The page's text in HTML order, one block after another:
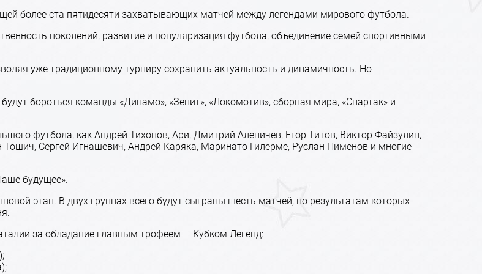
более ста пятидесяти захватывающих матчей между легендами мирового футбола.
поколений, развитие и популяризация футбола, объединение семей спортивными
уже традиционному турниру сохранить актуальность и динамичность. Но
бороться команды «Динамо», «Зенит», «Локомотив», сборная мира, «Спартак» и
футбола, как Андрей Тихонов, Ари, Дмитрий Аленичев, Егор Титов, Виктор Файзулин,
Сергей Игнашевич, Андрей Каряка, Маринато Гилерме, Руслан Пименов и многие
будущее».
этап. В двух группах всего будут сыграны шесть матчей, по результатам которых
за обладание главным трофеем — Кубком Легенд: